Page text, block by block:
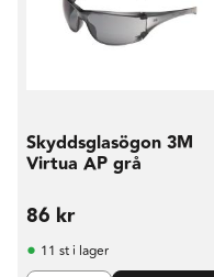
Skyddsglasögon 3M
Virtua AP grå
86 kr
11 st i lager